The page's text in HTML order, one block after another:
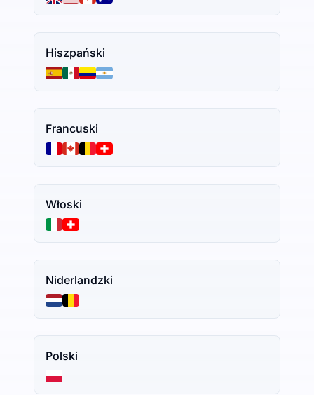
Hiszpański
Francuski
Włoski
Niderlandzki
Polski